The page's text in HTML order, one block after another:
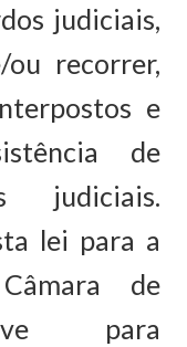
judiciais,
recorrer,
e
de
judiciais.
lei para a
de
para